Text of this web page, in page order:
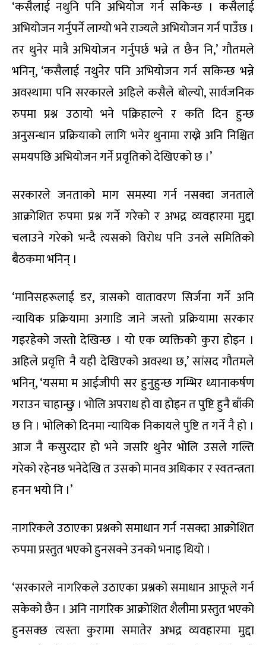
‘कसैलाई नथुनि पनि अभियोज गर्न सकिन्छ । कसैलाई
अभियोजन गर्नुपर्ने लाग्यो भने राज्यले अभियोजन गर्न पाउँछ ।
तर थुनेर मात्रै अभियोजन गर्नुपर्छ भन्ने त छैन नि,’ गौतमले
भनिन्, ‘कसैलाई नथुनेर पनि अभियोजन गर्न सकिन्छ भन्ने
अवस्थामा पनि सरकारले अहिले कसैले बोल्यो, सार्वजनिक
रुपमा प्रश्न उठायो भने पक्रिहाल्ने र कति दिन हुन्छ
अनुसन्धान प्रक्रियाको लागि भनेर थुनामा राख्ने अनि निश्चित
समयपछि अभियोजन गर्ने प्रवृतिको देखिएको छ ।’
सरकारले जनताको माग समस्या गर्न नसक्दा जनताले
आक्रोशित रुपमा प्रश्न गर्ने गरेको र अभद्र व्यवहारमा मुद्दा
चलाउने गरेको भन्दै त्यसको विरोध पनि उनले समितिको
बैठकमा भनिन् ।
‘मानिसहरूलाई डर, त्रासको वातावरण सिर्जना गर्ने अनि
न्यायिक प्रक्रियामा अगाडि जाने जस्तो प्रक्रियामा सरकार
गइरहेको जस्तो देखिन्छ । यो एक व्यक्तिको कुरा होइन ।
अहिले प्रवृत्ति नै यही देखिएको अवस्था छ,’ सांसद गौतमले
भनिन्, ‘यसमा म आईजीपी सर हुनुहुन्छ गम्भिर ध्यानाकर्षण
गराउन चाहान्छु । भोलि अपराध हो वा होइन त पुष्टि हुनै बाँकी
छ नि । भोलिको दिनमा न्यायिक निकायले पुष्टि त गर्ने नै हो ।
आज नै कसुरदार हो भने जसरि थुनेर भोलि उसले गल्ति
गरेको रहेनछ भनेदेखि त उसको मानव अधिकार र स्वतन्त्रता
हनन भयो नि ।’
नागरिकले उठाएका प्रश्नको समाधान गर्न नसक्दा आक्रोशित
रुपमा प्रस्तुत भएको हुनसक्ने उनको भनाइ थियो ।
‘सरकारले नागरिकले उठाएका प्रश्नको समाधान आफूले गर्न
सकेको छैन । अनि नागरिक आक्रोशित शैलीमा प्रस्तुत भएको
हुनसक्छ त्यस्ता कुरामा समातेर अभद्र व्यवहारमा मुद्दा